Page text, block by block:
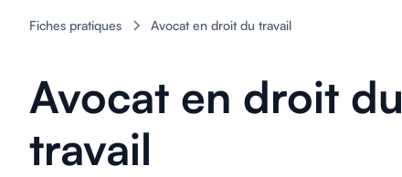
Fiches pratiques Avocat en droit du travail
Avocat en droit du
travail